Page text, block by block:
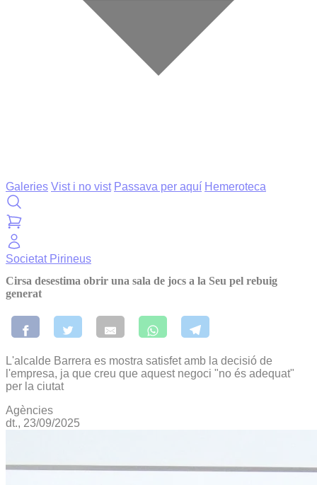
Galeries Vist i no vist Passava per aquí Hemeroteca
Societat Pirineus
Cirsa desestima obrir una sala de jocs a la Seu pel rebuig
generat
L'alcalde Barrera es mostra satisfet amb la decisió de
l'empresa, ja que creu que aquest negoci "no és adequat"
per la ciutat
Agències
dt., 23/09/2025